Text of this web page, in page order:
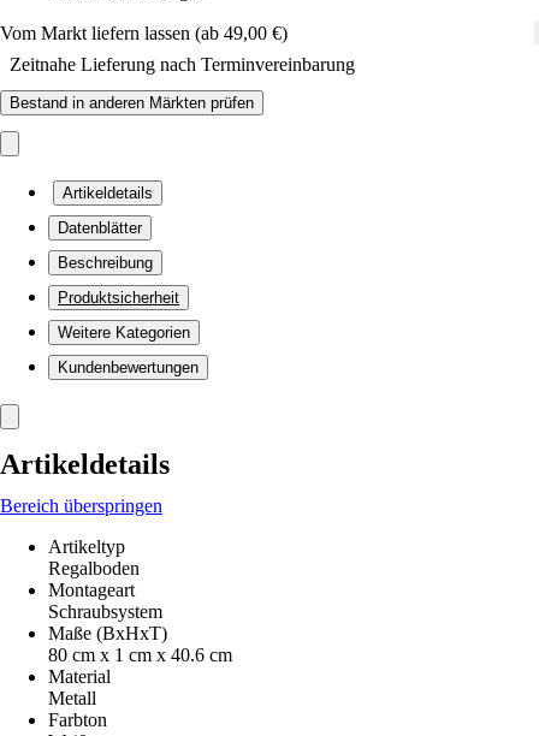
Vom Markt liefern lassen (ab 49,00 €)
Zeitnahe Lieferung nach Terminvereinbarung
Bestand in anderen Märkten prüfen
Artikeldetails
Datenblätter
Beschreibung
Produktsicherheit
Weitere Kategorien
Kundenbewertungen
Artikeldetails
Bereich überspringen
Artikeltyp
Regalboden
Montageart
Schraubsystem
Maße (BxHxT)
80 cm x 1 cm x 40.6 cm
Material
Metall
Farbton